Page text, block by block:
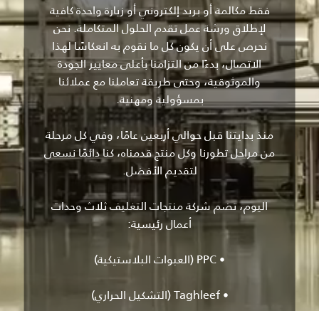
فقط مكالمة أو بريد إلكتروني أو زيارة واحدة كافية
لإطلاق ورشة عمل تقدم الحلول المتكاملة. نحن
نحرص على أن يكون كل ما نقوم به انعكاسًا لهذا
الاتصال، بدءًا من التزامنا بأعلى معايير الجودة
والموثوقية، وحتى طريقة تعاملنا مع عملائنا
بمسؤولية ومهنية.
منذ بدايتنا قبل حوالي أربعين عامًا، وفي كل مرحلة
من مراحل تطورنا وكل منتج قدمناه، كنا دائمًا نسعى
لتقديم الأفضل.
اليوم، تضم شركة منتجات التغليف ثلاث وحدات
أعمال رئيسية:
• PPC (العبوات البلاستيكية)
• Taghleef (التشكيل الحراري)